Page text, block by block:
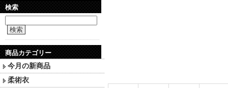
検索
検索
商品カテゴリー
今月の新商品
柔術衣